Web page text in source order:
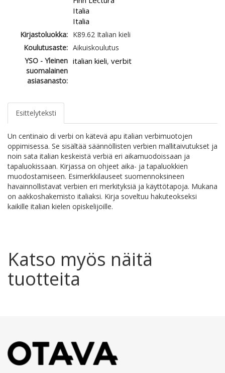
Italia
Italia
Kirjastoluokka: K89.62 Italian kieli
Koulutusaste: Aikuiskoulutus
YSO - Yleinen
suomalainen
asiasanasto:
italian kieli, verbit
Esittelyteksti
Un centinaio di verbi on kätevä apu italian verbimuotojen
oppimisessa. Se sisältää säännöllisten verbien mallitaivutukset ja
noin sata italian keskeistä verbiä eri aikamuodoissaan ja
tapaluokissaan. Kirjassa on ohjeet aika- ja tapaluokkien
muodostamiseen. Esimerkkilauseet suomennoksineen
havainnollistavat verbien eri merkityksiä ja käyttötapoja. Mukana
on aakkoshakemisto italiaksi. Kirja soveltuu hakuteokseksi
kaikille italian kielen opiskelijoille.
Katso myös näitä
tuotteita